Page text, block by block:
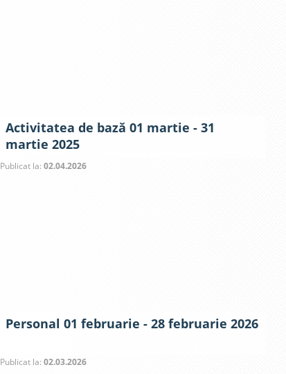
Activitatea de bază 01 martie - 31
martie 2025
Publicat la: 02.04.2026
Personal 01 februarie - 28 februarie 2026
Publicat la: 02.03.2026